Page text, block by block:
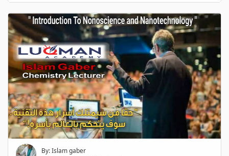
By: Islam gaber